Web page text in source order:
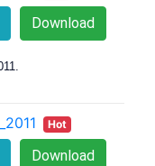
Download
Hot
Download